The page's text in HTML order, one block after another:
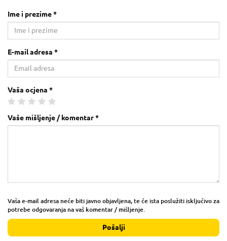
Ime i prezime *
E-mail adresa *
Vaša ocjena *
Vaše mišljenje / komentar *
Vaša e-mail adresa neće biti javno objavljena, te će ista poslužiti isključivo za
potrebe odgovaranja na vaš komentar / mišljenje.
Pošalji